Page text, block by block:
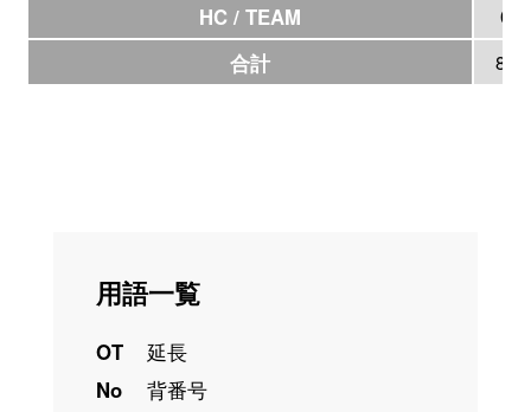
HC / TEAM 0
合計 89
用語一覧
OT
延長
No
背番号